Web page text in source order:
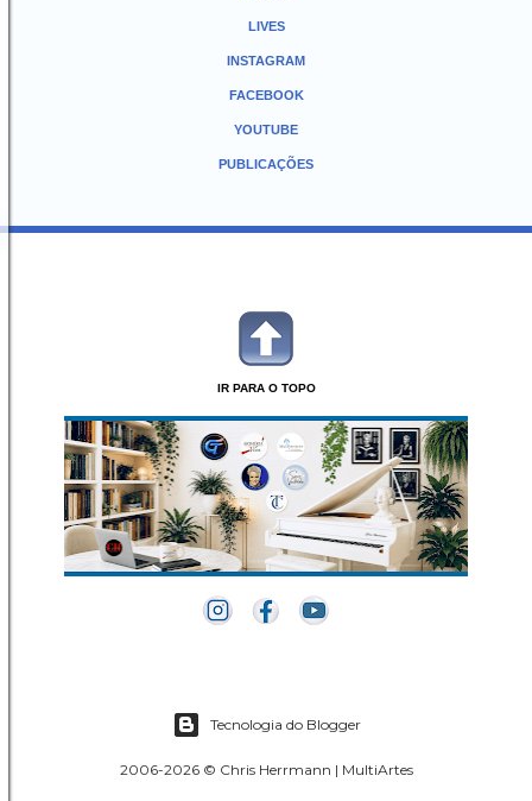
LIVES
INSTAGRAM
FACEBOOK
YOUTUBE
PUBLICAÇÕES
IR PARA O TOPO
Tecnologia do Blogger
2006-2026 © Chris Herrmann | MultiArtes